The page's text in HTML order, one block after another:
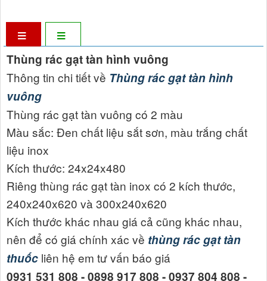
Thùng rác gạt tàn hình vuông
Thông tin chi tiết về Thùng rác gạt tàn hình
vuông
Thùng rác gạt tàn vuông có 2 màu
Màu sắc: Đen chất liệu sắt sơn, màu trắng chất
liệu inox
Kích thước: 24x24x480
Riêng thùng rác gạt tàn inox có 2 kích thước,
240x240x620 và 300x240x620
Kích thước khác nhau giá cả cũng khác nhau,
nên để có giá chính xác về thùng rác gạt tàn
thuốc liên hệ em tư vấn báo giá
0931 531 808 - 0898 917 808 - 0937 804 808 -